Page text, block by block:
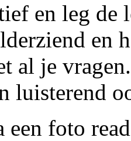
en leg de
en
al je
luisterend
een foto